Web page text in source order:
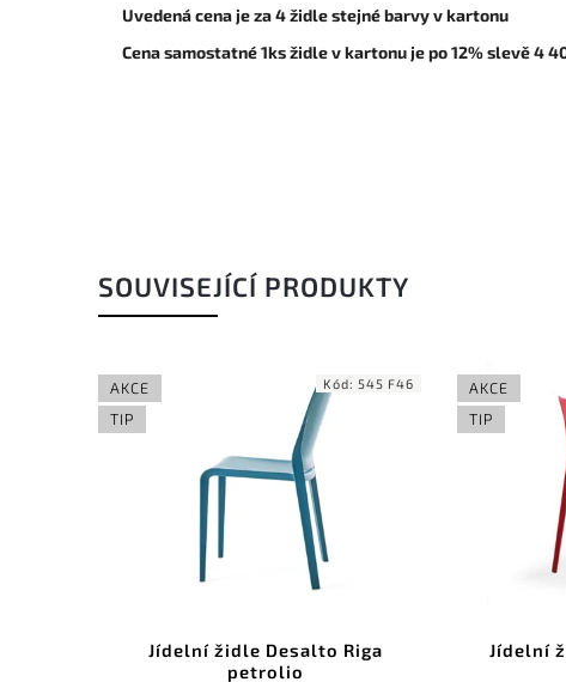
Uvedená cena je za 4 židle stejné barvy v kartonu
Cena samostatné 1ks židle v kartonu je po 12% slevě 4
SOUVISEJÍCÍ PRODUKTY
AKCE
TIP
Jídelní židle Desalto Riga
petrolio
Kód: 545 F46
AKCE
TIP
Jídelní